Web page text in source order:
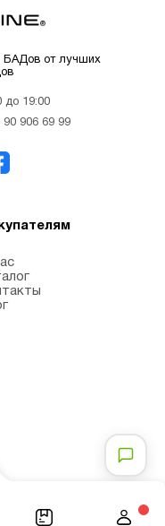
БАДов от лучших
до 19:00
90 906 69 99